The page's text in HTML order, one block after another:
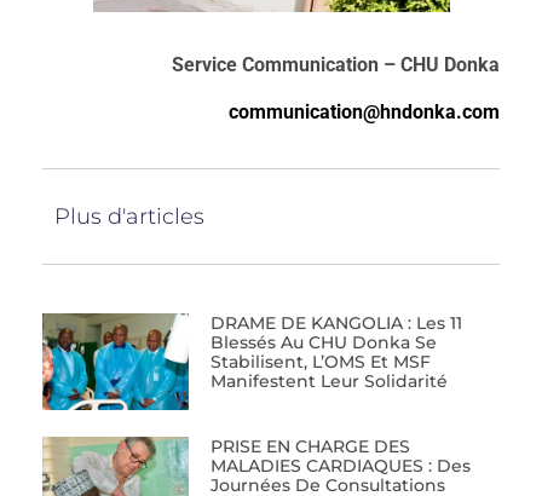
Service Communication – CHU Donka
communication@hndonka.com
Plus d'articles
DRAME DE KANGOLIA : Les 11
Blessés Au CHU Donka Se
Stabilisent, L’OMS Et MSF
Manifestent Leur Solidarité
PRISE EN CHARGE DES
MALADIES CARDIAQUES : Des
Journées De Consultations